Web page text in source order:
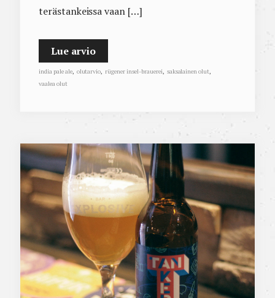
terästankeissa vaan […]
Lue arvio
india pale ale, olutarvio, rügener insel-brauerei, saksalainen olut,
vaalea olut